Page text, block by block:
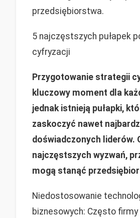
przedsiębiorstwa.
5 najczęstszych pułapek
cyfryzacji
Przygotowanie strategii
kluczowy moment dla
jednak istnieją pułapki,
zaskoczyć nawet
doświadczonych liderów.
najczęstszych wyzwań,
mogą stanąć
Niedostosowanie
biznesowych: Często